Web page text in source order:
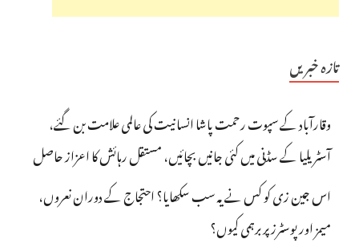
تازہ خبریں
وقارآباد کے سپوت رحمت پاشا انسانیت کی عالمی علامت بن گئے،
آسٹریلیا کے سڈنی میں کئی جانیں بچائیں، مستقل رہائش کا اعزاز حاصل
اس جین زی کو کس نے یہ سب سکھایا؟ احتجاج کے دوران نعروں،
میمز اور پوسٹرز پر برہمی کیوں؟